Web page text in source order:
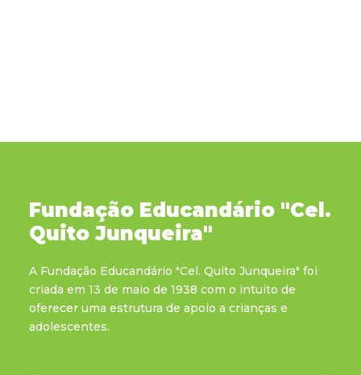
Fundação Educandário "Cel.
Quito Junqueira"
A Fundação Educandário "Cel. Quito Junqueira" foi
criada em 13 de maio de 1938 com o intuito de
oferecer uma estrutura de apoio a crianças e
adolescentes.